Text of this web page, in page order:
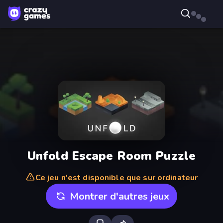
Unfold Escape Room Puzzle
Ce jeu n'est disponible que sur ordinateur
Montrer d'autres jeux